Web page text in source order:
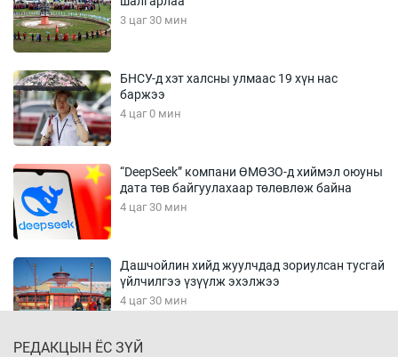
3 цаг 30 мин
БНСУ-д хэт халсны улмаас 19 хүн нас
баржээ
4 цаг 0 мин
“DeepSeek” компани ӨМӨЗО-д хиймэл оюуны
дата төв байгуулахаар төлөвлөж байна
4 цаг 30 мин
Дашчойлин хийд жуулчдад зориулсан тусгай
үйлчилгээ үзүүлж эхэлжээ
4 цаг 30 мин
РЕДАКЦЫН ЁС ЗҮЙ